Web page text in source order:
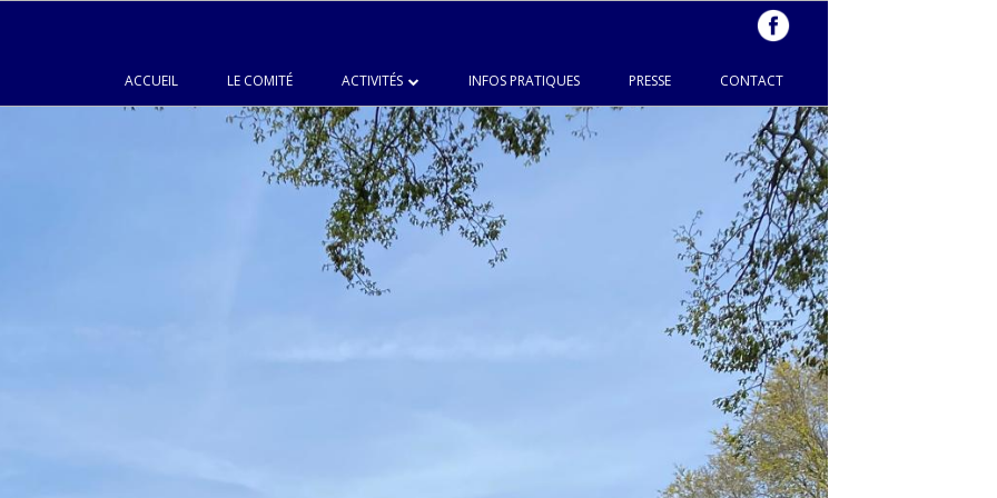
ACCUEIL LE COMITÉ ACTIVITÉS
LANGUES
CHŒUR DU JUMELAGE
PEINTURE
CUISINE
INFOS PRATIQUES PRESSE CONTACT